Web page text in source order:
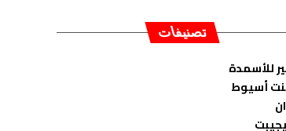
تصنيفات
للأسمدة
أسيوط